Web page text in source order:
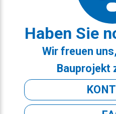
Haben Sie
Wir freuen
Bauprojekt